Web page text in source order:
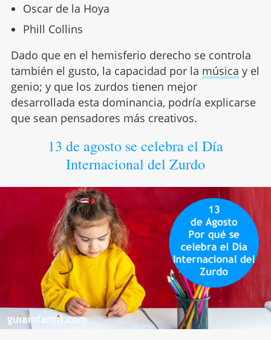
Oscar de la Hoya
Phill Collins
Dado que en el hemisferio derecho se controla
también el gusto, la capacidad por la música y el
genio; y que los zurdos tienen mejor
desarrollada esta dominancia, podría explicarse
que sean pensadores más creativos.
13 de agosto se celebra el Día
Internacional del Zurdo